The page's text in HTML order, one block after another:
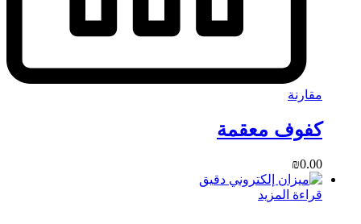
مقارنة
كفوف معقمة
₪0.00
قراءة المزيد